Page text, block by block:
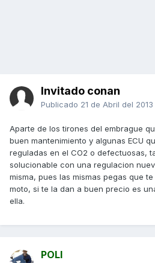
Invitado conan
Publicado 21 de Abril del 2013
Aparte de los tirones del embrague
buen mantenimiento y algunas ECU
reguladas en el CO2 o defectuosas,
solucionable con una regulacion
misma, pues las mismas pegas que
moto, si te la dan a buen precio es
ella.
POLI